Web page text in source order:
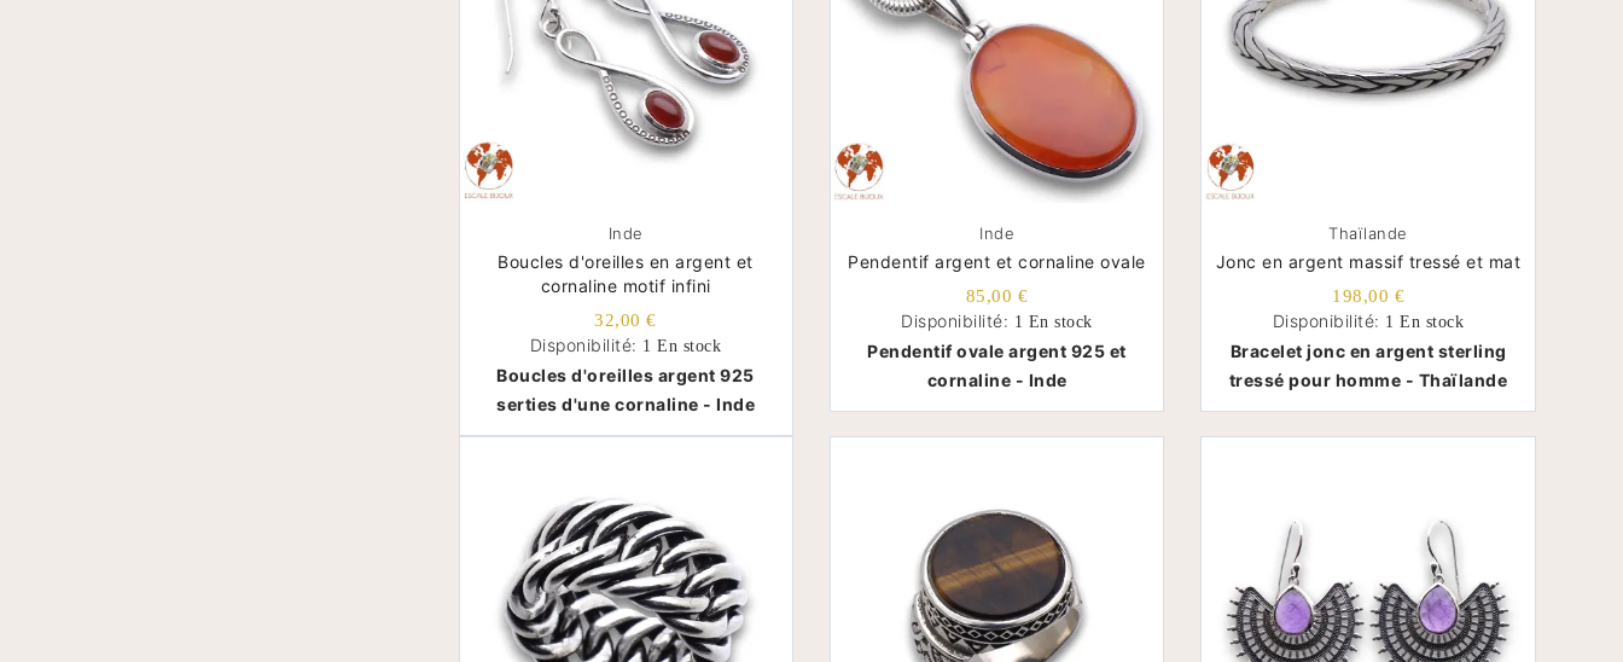
Inde
Boucles d'oreilles en argent et
cornaline motif infini
32,00 €
Disponibilité: 1 En stock
Boucles d'oreilles argent 925
serties d'une cornaline - Inde
Inde
Pendentif argent et cornaline ovale
85,00 €
Disponibilité: 1 En stock
Pendentif ovale argent 925 et
cornaline - Inde
Thaïlande
Jonc en argent massif tressé et mat
198,00 €
Disponibilité: 1 En stock
Bracelet jonc en argent sterling
tressé pour homme - Thaïlande